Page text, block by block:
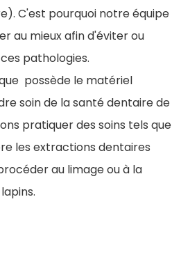
C'est pourquoi notre équipe
au mieux afin d'éviter ou
pathologies.
possède le matériel
soin de la santé dentaire de
pratiquer des soins tels que
les extractions dentaires
au limage ou à la